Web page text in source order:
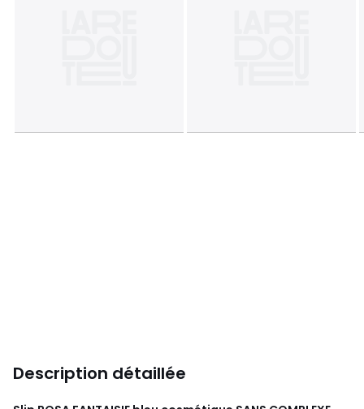
Description détaillée